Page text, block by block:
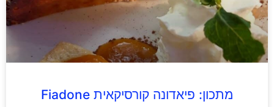
מתכון: פיאדונה קורסיקאית Fiadone